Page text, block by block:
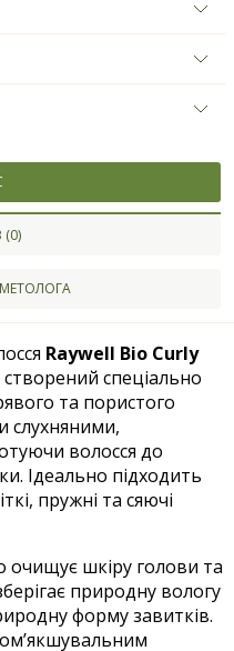
(0)
Raywell Bio Curly
створений спеціально
та пористого
слухняними,
волосся до
Ідеально підходить
пружні та сяючі
шкіру голови та
природну вологу
форму завитків.